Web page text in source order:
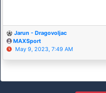
Jarun - Dragovoljac
MAXSport
May 9, 2023, 7:49 AM